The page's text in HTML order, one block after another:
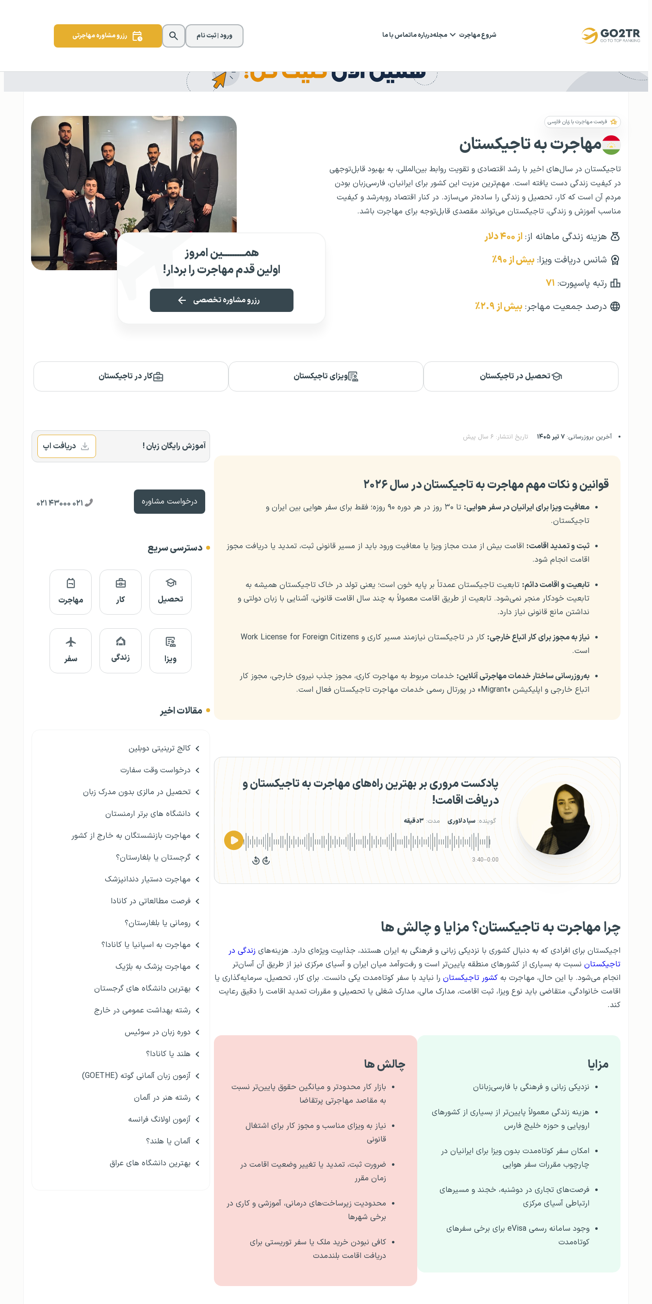
شروع مهاجرت مجلهدرباره ماتماس با ما ورود | ثبت نام رزرو مشاوره مهاجرتی
فرصت مهاجرت با زبان فارسی
مهاجرت به تاجیکستان
تاجیکستان در سال‌های اخیر با رشد اقتصادی و تقویت روابط بین‌المللی، به بهبود قابل‌توجهی
در کیفیت زندگی دست یافته است. مهم‌ترین مزیت این کشور برای ایرانیان، فارسی‌زبان بودن
مردم آن است که کار، تحصیل و زندگی را ساده‌تر می‌سازد. در کنار اقتصاد رو‌به‌رشد و کیفیت
مناسب آموزش و زندگی، تاجیکستان می‌تواند مقصدی قابل‌توجه برای مهاجرت باشد.
هزینه زندگی ماهانه از: از ۴۰۰ دلار
شانس دریافت ویزا: بیش از ۹۰٪
رتبه پاسپورت: ۷۱
درصد جمعیت مهاجر: بیش از ۲‌.۹٪
همـــــــــین امروز
اولین قدم مهاجرت را بردار!
رزرو مشاوره تخصصی
تحصیل در تاجیکستان ویزای تاجیکستان کار در تاجیکستان
آخرین بروزرسانی: ۷ تیر ۱۴۰۵ تاریخ انتشار: ۶ سال پیش
قوانین و نکات مهم مهاجرت به تاجیکستان در سال ۲۰۲۶
معافیت ویزا برای ایرانیان در سفر هوایی:
تا ۳۰ روز در هر دوره ۹۰ روزه؛ فقط برای سفر هوایی بین ایران و
تاجیکستان.
ثبت و تمدید اقامت: اقامت بیش از مدت مجاز ویزا یا معافیت ورود باید از مسیر قانونی ثبت، تمدید یا دریافت مجوز
اقامت انجام شود.
تابعیت و اقامت دائم: تابعیت تاجیکستان عمدتاً بر پایه خون است؛ یعنی تولد در خاک تاجیکستان همیشه به
تابعیت خودکار منجر نمی‌شود. تابعیت از طریق اقامت معمولاً به چند سال اقامت قانونی، آشنایی با زبان دولتی و
نداشتن مانع قانونی نیاز دارد.
نیاز به مجوز برای کار اتباع خارجی:
کار در تاجیکستان نیازمند مسیر کاری و Work License for Foreign Citizens
است.
به‌روزرسانی ساختار خدمات مهاجرتی آنلاین: خدمات مربوط به مهاجرت کاری، مجوز جذب نیروی خارجی، مجوز کار
اتباع خارجی و اپلیکیشن «Migrant» در پورتال رسمی خدمات مهاجرت تاجیکستان فعال است.
پادکست مروری بر بهترین راه‌های مهاجرت به تاجیکستان و
دریافت اقامت!
گوینده: سبا دلاوری مدت: ۳دقیقه
0:00
–
3:40
چرا مهاجرت به تاجیکستان؟ مزایا و چالش ها
اجیکستان برای افرادی که به دنبال کشوری با نزدیکی زبانی و فرهنگی به ایران هستند، جذابیت ویژه‌ای دارد. هزینه‌های زندگی در
تاجیکستان نسبت به بسیاری از کشورهای منطقه پایین‌تر است و رفت‌وآمد میان ایران و آسیای مرکزی نیز از طریق آن آسان‌تر
انجام می‌شود. با این حال، مهاجرت به کشور تاجیکستان را نباید با سفر کوتاه‌مدت یکی دانست. برای کار، تحصیل، سرمایه‌گذاری یا
اقامت خانوادگی، متقاضی باید نوع ویزا، ثبت اقامت، مدارک مالی، مدارک شغلی یا تحصیلی و مقررات تمدید اقامت را دقیق رعایت
کند.
مزایا
نزدیکی زبانی و فرهنگی با فارسی‌زبانان
هزینه زندگی معمولاً پایین‌تر از بسیاری از کشورهای
اروپایی و حوزه خلیج فارس
امکان سفر کوتاه‌مدت بدون ویزا برای ایرانیان در
چارچوب مقررات سفر هوایی
فرصت‌های تجاری در دوشنبه، خجند و مسیرهای
ارتباطی آسیای مرکزی
وجود سامانه رسمی eVisa برای برخی سفرهای
کوتاه‌مدت
چالش ها
بازار کار محدودتر و میانگین حقوق پایین‌تر نسبت
به مقاصد مهاجرتی پرتقاضا
نیاز به ویزای مناسب و مجوز کار برای اشتغال
قانونی
ضرورت ثبت، تمدید یا تغییر وضعیت اقامت در
زمان مقرر
محدودیت زیرساخت‌های درمانی، آموزشی و کاری در
برخی شهرها
کافی نبودن خرید ملک یا سفر توریستی برای
دریافت اقامت بلندمدت
آموزش رایگان زبان ! دریافت اپ
درخواست مشاوره ۰۲۱ ۴۳۰۰۰ ۰۲۱
دسترسی سریع
تحصیل کار مهاجرت
ویزا زندگی سفر
مقالات اخیر
کالج ترینیتی دوبلین
درخواست وقت سفارت
تحصیل در مالزی بدون مدرک زبان
دانشگاه های برتر ارمنستان
مهاجرت بازنشستگان به خارج از کشور
گرجستان یا بلغارستان؟
مهاجرت دستیار دندانپزشک
فرصت مطالعاتی در کانادا
رومانی یا بلغارستان؟
مهاجرت به اسپانیا یا کانادا؟
مهاجرت پزشک به بلژیک
بهترین دانشگاه های گرجستان
رشته بهداشت عمومی در خارج
دوره زبان در سوئیس
هلند یا کانادا؟
آزمون زبان آلمانی گوته (GOETHE)
رشته هنر در آلمان
آزمون اولانگ فرانسه
آلمان یا هلند؟
بهترین دانشگاه های عراق